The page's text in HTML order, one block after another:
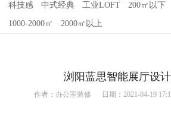
科技感 中式经典 工业LOFT 200㎡以下
1000-2000㎡ 2000㎡以上
浏阳蓝思智能展厅设
作者： 办公室装修 日期：2021-04-19